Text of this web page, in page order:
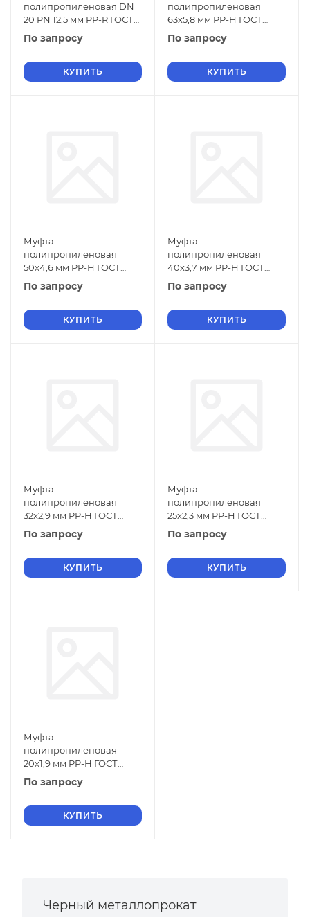
полипропиленовая DN
20 PN 12,5 мм PP-R ГОСТ
32415-2013
По запросу
КУПИТЬ
полипропиленовая
63х5,8 мм PP-H ГОСТ
32415-2013
По запросу
КУПИТЬ
Муфта
полипропиленовая
50х4,6 мм PP-H ГОСТ
32415-2013
По запросу
КУПИТЬ
Муфта
полипропиленовая
40х3,7 мм PP-H ГОСТ
32415-2013
По запросу
КУПИТЬ
Муфта
полипропиленовая
32х2,9 мм PP-H ГОСТ
32415-2013
По запросу
КУПИТЬ
Муфта
полипропиленовая
25х2,3 мм PP-H ГОСТ
32415-2013
По запросу
КУПИТЬ
Муфта
полипропиленовая
20х1,9 мм PP-H ГОСТ
32415-2013
По запросу
КУПИТЬ
Черный металлопрокат